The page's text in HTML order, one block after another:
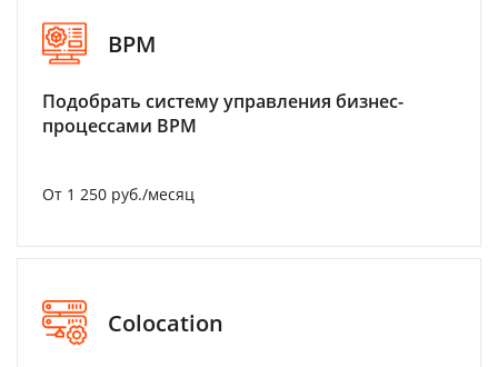
BPM
Подобрать систему управления бизнес-
процессами BPM
От 1 250 руб./месяц
Colocation